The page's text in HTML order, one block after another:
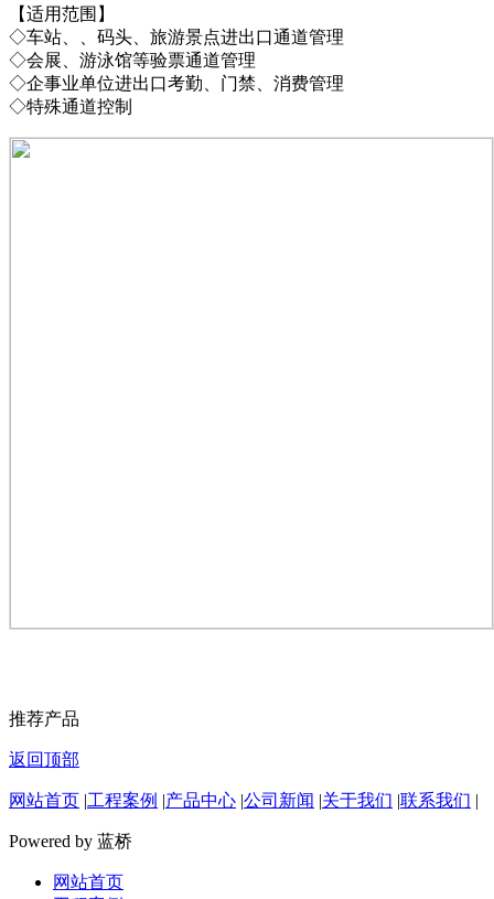
【适用范围】
◇车站、、码头、旅游景点进出口通道管理
◇会展、游泳馆等验票通道管理
◇企事业单位进出口考勤、门禁、消费管理
◇特殊通道控制
推荐产品
返回顶部
网站首页 |工程案例 |产品中心 |公司新闻 |关于我们 |联系我们 |
Powered by 蓝桥
网站首页